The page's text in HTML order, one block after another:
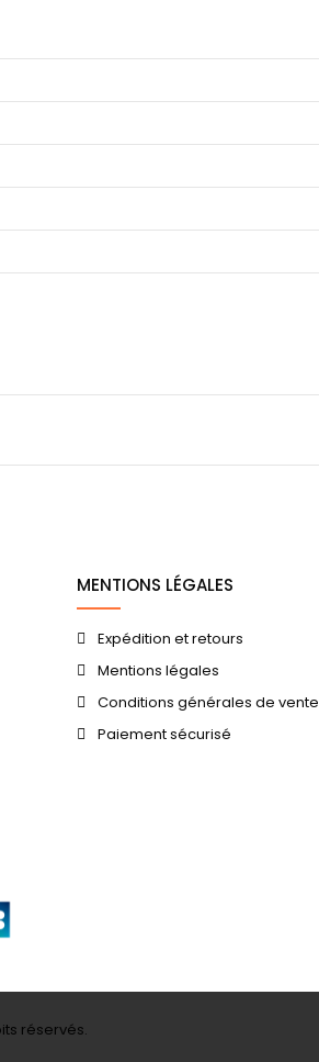
MENTIONS LÉGALES
Expédition et retours
Mentions légales
Conditions générales de vente
Paiement sécurisé
réservés.